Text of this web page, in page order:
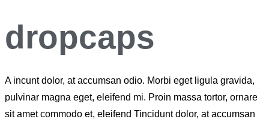
dropcaps
Aincunt dolor, at accumsan odio. Morbi eget ligula gravida,
pulvinar magna eget, eleifend mi. Proin massa tortor, ornare
sit amet commodo et, eleifend Tincidunt dolor, at accumsan